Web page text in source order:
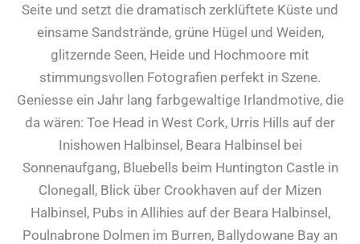
Seite und setzt die dramatisch zerklüftete Küste und
einsame Sandstrände, grüne Hügel und Weiden,
glitzernde Seen, Heide und Hochmoore mit
stimmungsvollen Fotografien perfekt in Szene.
Geniesse ein Jahr lang farbgewaltige Irlandmotive, die
da wären: Toe Head in West Cork, Urris Hills auf der
Inishowen Halbinsel, Beara Halbinsel bei
Sonnenaufgang, Bluebells beim Huntington Castle in
Clonegall, Blick über Crookhaven auf der Mizen
Halbinsel, Pubs in Allihies auf der Beara Halbinsel,
Poulnabrone Dolmen im Burren, Ballydowane Bay an